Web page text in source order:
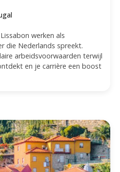
werken als
die Nederlands spreekt.
arbeidsvoorwaarden terwijl
en je carrière een boost